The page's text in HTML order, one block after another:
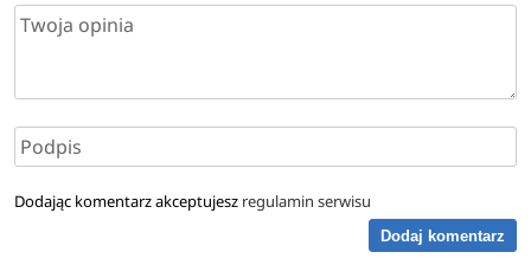
Dodając komentarz akceptujesz regulamin serwisu
Dodaj komentarz